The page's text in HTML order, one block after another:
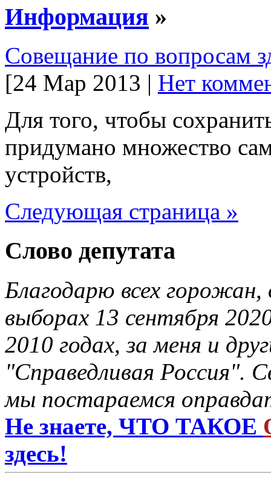
Информация »
Совещание по вопросам
[24 Мар 2013 | Нет
Для того, чтобы
придумано множество
устройств,
Следующая страница »
Слово депутата
Благодарю всех
выборах 13 сентября
2010 годах, за меня и
"Справедливая Россия".
мы постараемся
Не знаете, ЧТО ТАКОЕ
здесь!